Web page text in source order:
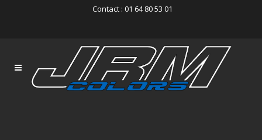
Contact : 01 64 80 53 01